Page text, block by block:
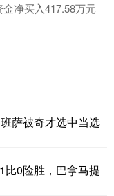
净买入417.58万元
萨被奇才选中当选
比0险胜，巴拿马提